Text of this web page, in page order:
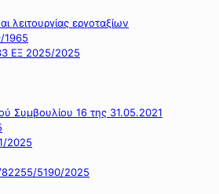
λειτουργίας εργοταξίων
1965
ΕΞ 2025/2025
Συμβουλίου 16 της 31.05.2021
2025
5190/2025